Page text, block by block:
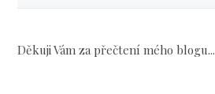
Děkuji Vám za přečtení mého blogu...